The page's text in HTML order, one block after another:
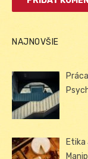
NAJNOVŠIE